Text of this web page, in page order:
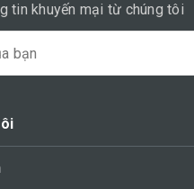
tin khuyến mại từ chúng tôi